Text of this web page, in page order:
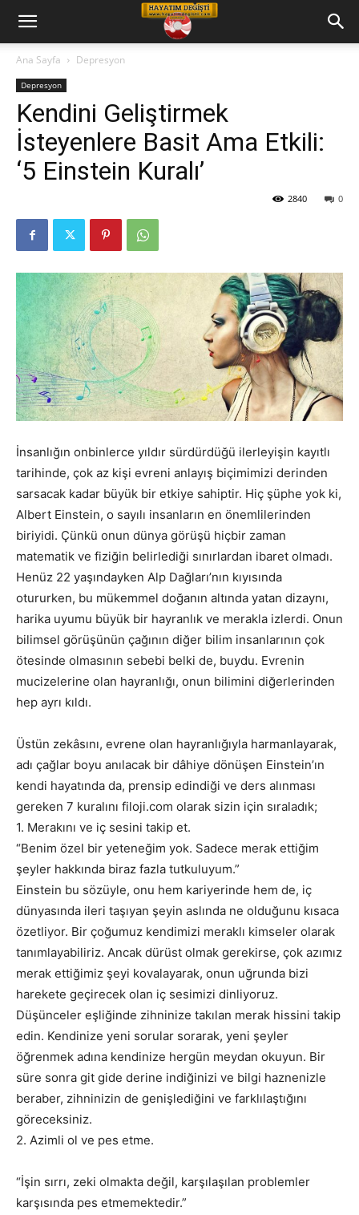
Hayatım
Değişti
Telkin
Ana Sayfa Depresyon
Depresyon
Kendini Geliştirmek
İsteyenlere Basit Ama Etkili:
‘5 Einstein Kuralı’
0
2840
İnsanlığın onbinlerce yıldır sürdürdüğü ilerleyişin kayıtlı
tarihinde, çok az kişi evreni anlayış biçimimizi derinden
sarsacak kadar büyük bir etkiye sahiptir. Hiç şüphe yok ki,
Albert Einstein, o sayılı insanların en önemlilerinden
biriyidi. Çünkü onun dünya görüşü hiçbir zaman
matematik ve fiziğin belirlediği sınırlardan ibaret olmadı.
Henüz 22 yaşındayken Alp Dağları’nın kıyısında
otururken, bu mükemmel doğanın altında yatan dizaynı,
harika uyumu büyük bir hayranlık ve merakla izlerdi. Onun
bilimsel görüşünün çağının diğer bilim insanlarının çok
ötesinde olmasının sebebi belki de, buydu. Evrenin
mucizelerine olan hayranlığı, onun bilimini diğerlerinden
hep ayrı kıldı.
Üstün zekâsını, evrene olan hayranlığıyla harmanlayarak,
adı çağlar boyu anılacak bir dâhiye dönüşen Einstein’ın
kendi hayatında da, prensip edindiği ve ders alınması
gereken 7 kuralını filoji.com olarak sizin için sıraladık;
1. Merakını ve iç sesini takip et.
“Benim özel bir yeteneğim yok. Sadece merak ettiğim
şeyler hakkında biraz fazla tutkuluyum.”
Einstein bu sözüyle, onu hem kariyerinde hem de, iç
dünyasında ileri taşıyan şeyin aslında ne olduğunu kısaca
özetliyor. Bir çoğumuz kendimizi meraklı kimseler olarak
tanımlayabiliriz. Ancak dürüst olmak gerekirse, çok azımız
merak ettiğimiz şeyi kovalayarak, onun uğrunda bizi
harekete geçirecek olan iç sesimizi dinliyoruz.
Düşünceler eşliğinde zihninize takılan merak hissini takip
edin. Kendinize yeni sorular sorarak, yeni şeyler
öğrenmek adına kendinize hergün meydan okuyun. Bir
süre sonra git gide derine indiğinizi ve bilgi haznenizle
beraber, zihninizin de genişlediğini ve farklılaştığını
göreceksiniz.
2. Azimli ol ve pes etme.
“İşin sırrı, zeki olmakta değil, karşılaşılan problemler
karşısında pes etmemektedir.”